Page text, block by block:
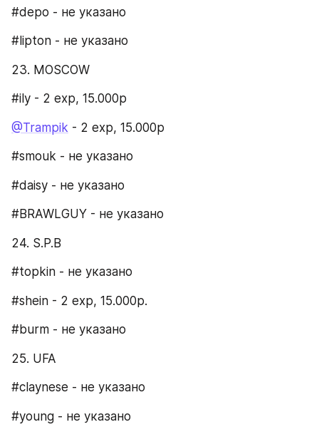
#depo - не указано
#lipton - не указано
23. MOSCOW​
#ily - 2 exp, 15.000p
@Trampik - 2 exp, 15.000p
#smouk - не указано
#daisy - не указано
#BRAWLGUY - не указано
24. S.P.B​
#topkin - не указано
#shein - 2 exp, 15.000р.
#burm - не указано
25. UFA​
#claynese - не указано
#young - не указано